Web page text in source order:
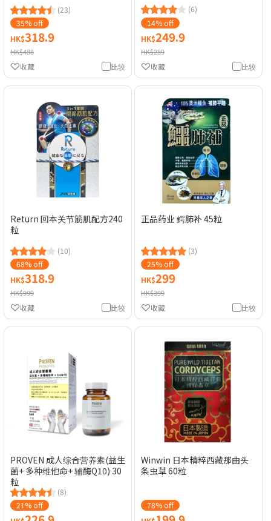
(23)
35% off
HK$318.9
HK$488
比较
收藏
(6)
14% off
HK$249.9
HK$289
比较
收藏
Return 回本关节筋肌配方240
粒
(10)
68% off
HK$318.9
HK$999
比较
收藏
正品药业 鳄肺补 45粒
(3)
25% off
HK$299
HK$399
比较
收藏
PROVEN 成人综合营养素(益生
菌+ 多种维他命+ 辅酶Q10) 30
粒
(8)
21% off
Winwin 日本精粹西藏那曲头
条虫草 60粒
78% off